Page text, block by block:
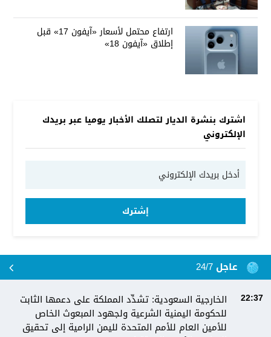
ارتفاع محتمل لأسعار «آيفون 17» قبل
إطلاق «آيفون 18»
اشترك بنشرة الديار لتصلك الأخبار يوميا عبر بريدك
الإلكتروني
إشترك
عاجل 24/7
22:37
الخارجية السعودية: تشدِّد المملكة على دعمها الثابت
للحكومة اليمنية الشرعية ولجهود المبعوث الخاص
للأمين العام للأمم المتحدة لليمن الرامية إلى تحقيق